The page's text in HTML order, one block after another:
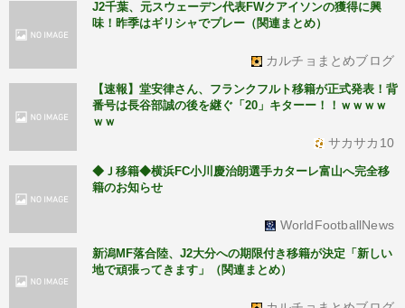
J2千葉、元スウェーデン代表FWクアイソンの獲得に興
味！昨季はギリシャでプレー（関連まとめ）
カルチョまとめブログ
【速報】堂安律さん、フランクフルト移籍が正式発表！背
番号は長谷部誠の後を継ぐ「20」キターー！！ｗｗｗｗ
ｗｗ
サカサカ10
◆Ｊ移籍◆横浜FC小川慶治朗選手カターレ富山へ完全移
籍のお知らせ
WorldFootballNews
新潟MF落合陸、J2大分への期限付き移籍が決定「新しい
地で頑張ってきます」（関連まとめ）